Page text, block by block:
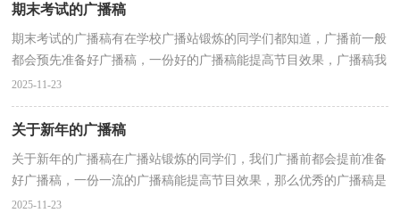
期末考试的广播稿
期末考试的广播稿有在学校广播站锻炼的同学们都知道，广播前一般
都会预先准备好广播稿，一份好的广播稿能提高节目效果，广播稿我
们应该怎么写呢？以下是小编整理的期末考试的广播稿...
2025-11-23
关于新年的广播稿
关于新年的广播稿在广播站锻炼的同学们，我们广播前都会提前准备
好广播稿，一份一流的广播稿能提高节目效果，那么优秀的广播稿是
什么样的呢？下面是小编精心整理的关于新年的广播稿...
2025-11-23